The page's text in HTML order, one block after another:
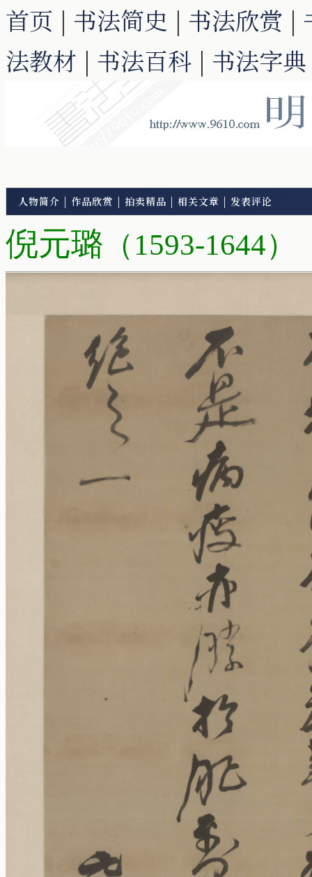
首页 | 书法简史 | 书法欣赏 |
法教材 | 书法百科 | 书法字典
人物简介 | 作品欣赏 | 拍卖精品 | 相关文章 | 发表评论
倪元璐 （1593-1644）